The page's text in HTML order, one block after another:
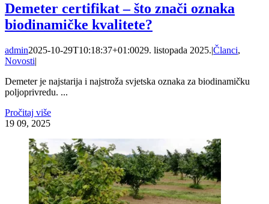
Demeter certifikat – što znači oznaka
biodinamičke kvalitete?
admin2025-10-29T10:18:37+01:0029. listopada 2025.|Članci,
Novosti|
Demeter je najstarija i najstroža svjetska oznaka za biodinamičku
poljoprivredu. ...
Pročitaj više
19 09, 2025